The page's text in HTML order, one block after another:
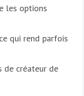
les options
qui rend parfois
de créateur de